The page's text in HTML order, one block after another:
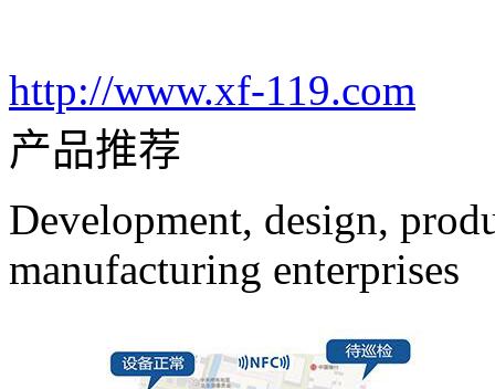
http://www.xf-119.com
产品推荐
Development, design,
manufacturing enterprises